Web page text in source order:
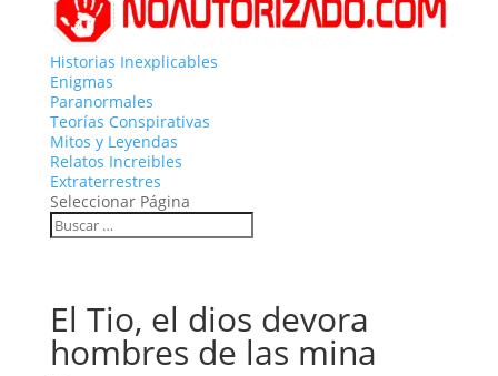
Historias Inexplicables
Enigmas
Paranormales
Teorías Conspirativas
Mitos y Leyendas
Relatos Increibles
Extraterrestres
Seleccionar Página
El Tio, el dios devora
hombres de las mina